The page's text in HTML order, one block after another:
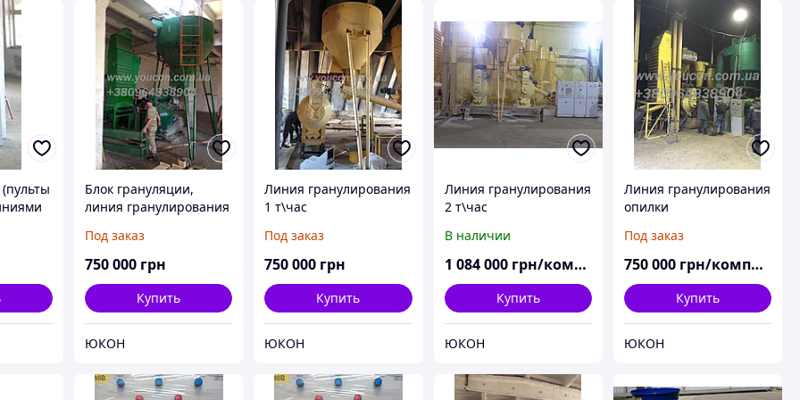
Блок грануляции,
линия гранулирования
Под заказ
750 000 грн
Купить
ЮКОН
Линия гранулирования
1 т\час
Под заказ
750 000 грн
Купить
ЮКОН
Линия гранулирования
2 т\час
В наличии
1 084 000 грн/комплект
Купить
ЮКОН
Линия гранулирования
опилки
Под заказ
750 000 грн/комплект
Купить
ЮКОН